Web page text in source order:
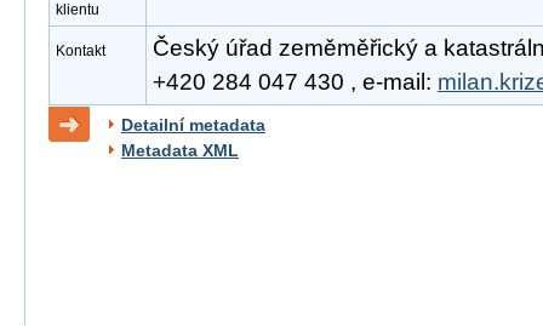
klientu
Kontakt
Český úřad zeměměřický a
+420 284 047 430 , e-mail:
Detailní metadata
Metadata XML